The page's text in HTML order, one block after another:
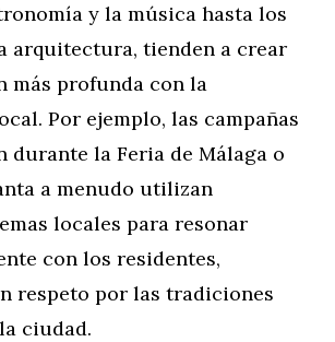
y la música hasta los
arquitectura, tienden a crear
más profunda con la
Por ejemplo, las campañas
durante la Feria de Málaga o
a menudo utilizan
locales para resonar
con los residentes,
respeto por las tradiciones
ciudad.